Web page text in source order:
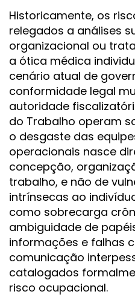
Historicamente, os
relegados a análises
organizacional ou
a ótica médica
cenário atual de
conformidade legal
autoridade
do Trabalho operam
o desgaste das
operacionais nasce
concepção,
trabalho, e não de
intrínsecas ao
como sobrecarga
ambiguidade de
informações e falhas
comunicação
catalogados
risco ocupacional.